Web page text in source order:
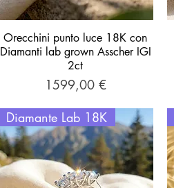
Vista rapida
Orecchini punto luce 18K con
Diamanti lab grown Asscher IGI
2ct
Prezzo
1599,00 €
Diamante Lab 18K